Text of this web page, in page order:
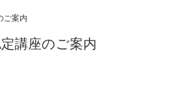
ご案内
講座のご案内